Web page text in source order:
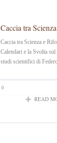
Caccia tra
Caccia tra Scienza e
Calendari e la Svolta
studi scientifici di
0
READ